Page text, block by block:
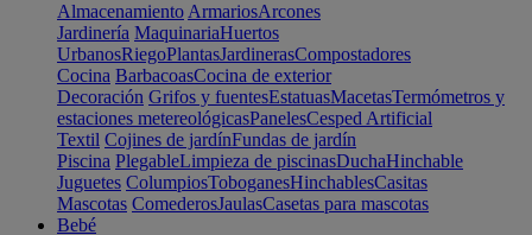
Almacenamiento ArmariosArcones
Jardinería MaquinariaHuertos
UrbanosRiegoPlantasJardinerasCompostadores
Cocina BarbacoasCocina de exterior
Decoración Grifos y fuentesEstatuasMacetasTermómetros y
estaciones metereológicasPanelesCesped Artificial
Textil Cojines de jardínFundas de jardín
Piscina PlegableLimpieza de piscinasDuchaHinchable
Juguetes ColumpiosToboganesHinchablesCasitas
Mascotas ComederosJaulasCasetas para mascotas
Bebé